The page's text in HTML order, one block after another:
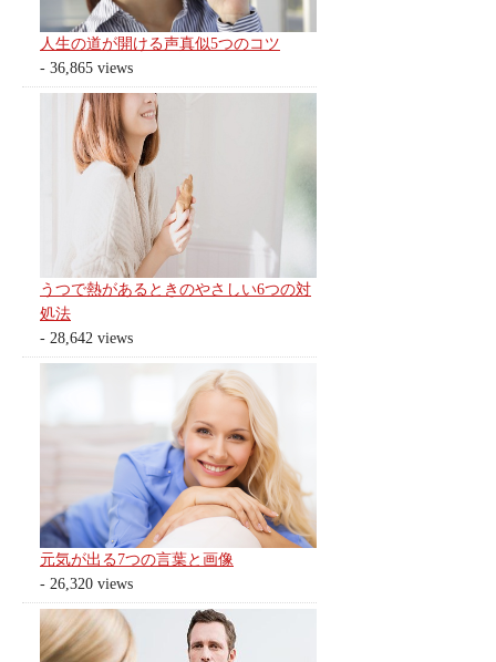
人生の道が開ける声真似5つのコツ
- 36,865 views
うつで熱があるときのやさしい6つの対
処法
- 28,642 views
元気が出る7つの言葉と画像
- 26,320 views